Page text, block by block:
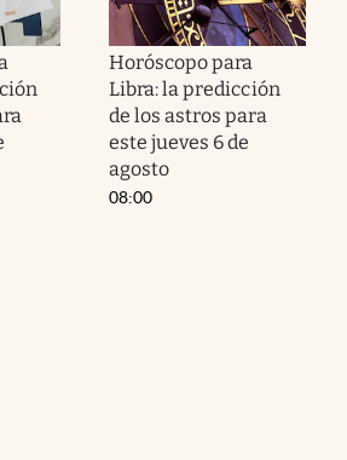
Horóscopo para
Libra: la predicción
de los astros para
este jueves 6 de
agosto
08:00